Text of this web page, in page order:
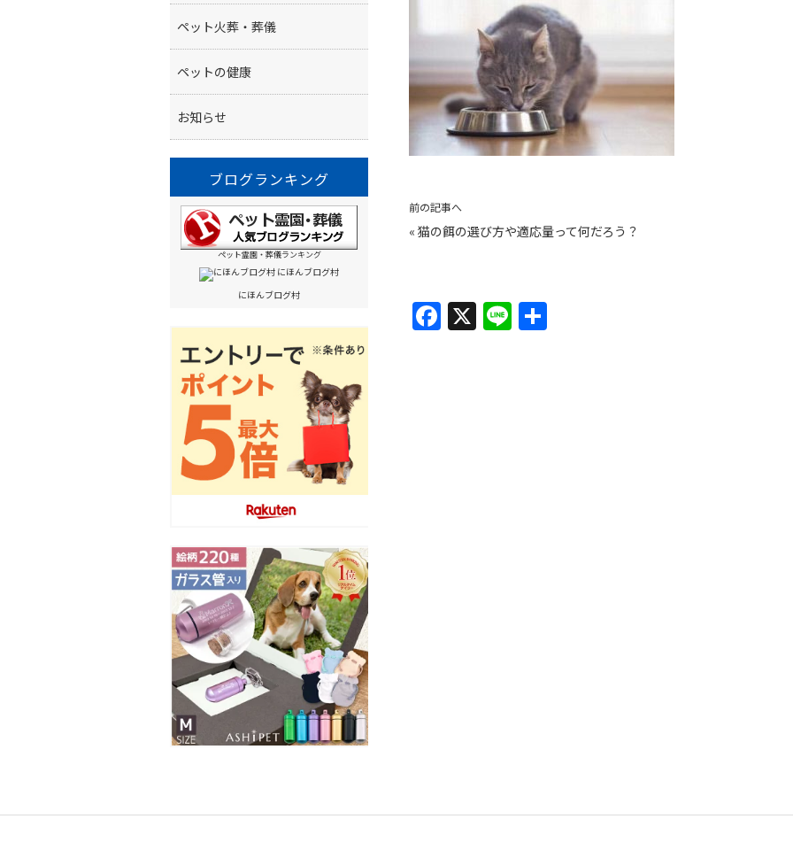
前の記事へ
« 猫の餌の選び方や適応量って何だろう？
F X Li
ペット火葬・葬儀
ペットの健康
お知らせ
ブログランキング
ペット霊園・葬儀ランキング
にほんブログ村